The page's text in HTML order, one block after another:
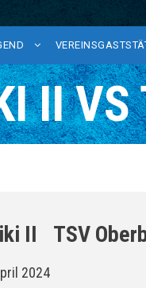
II VS
II TSV
2024